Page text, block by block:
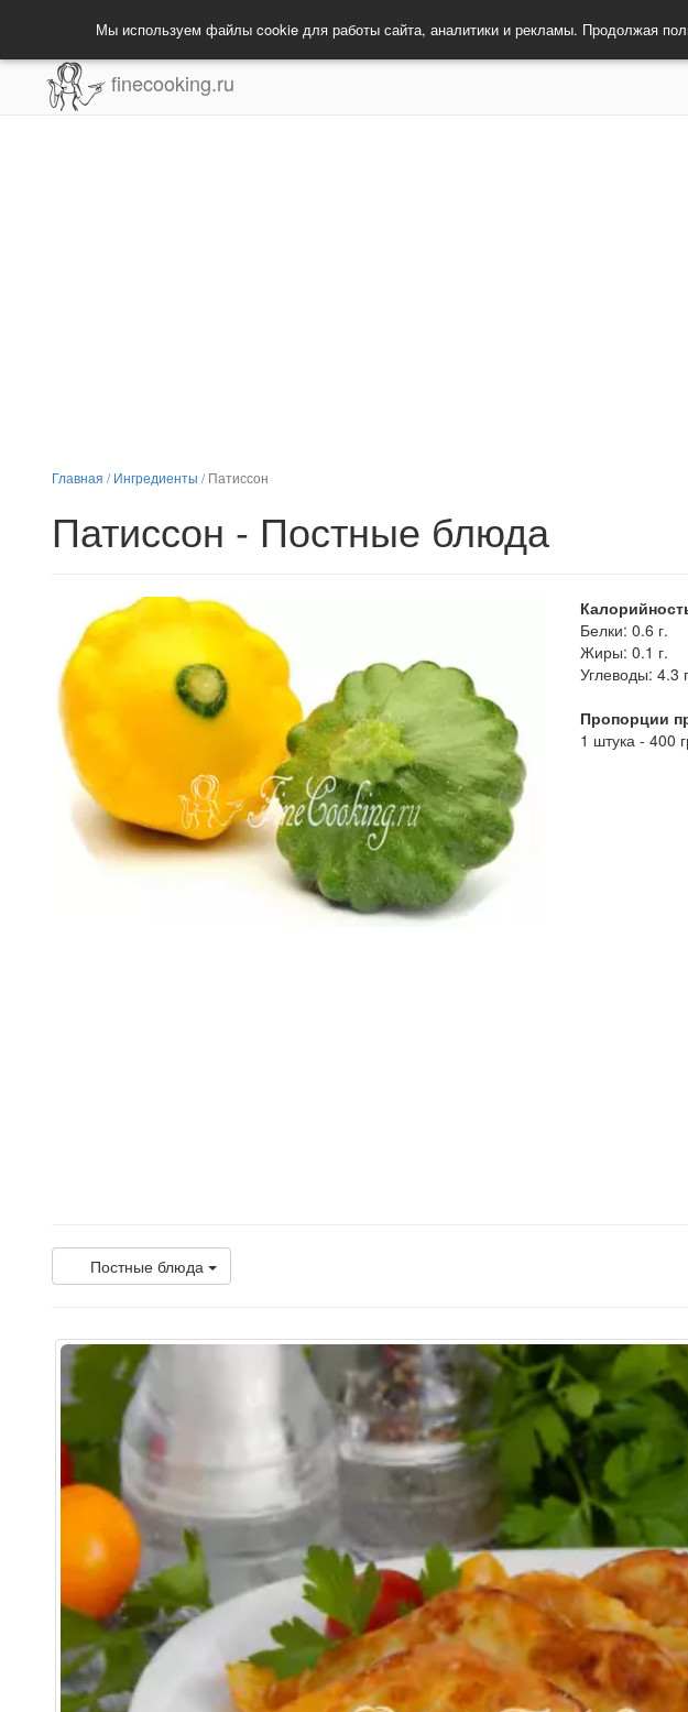
Мы используем файлы cookie для работы сайта, аналитики и рекламы. Продолжая
finecooking.ru
Главная /Ингредиенты /Патиссон
Патиссон - Постные блюда
Белки: 0.6 г.
Жиры: 0.1 г.
Углеводы: 4.3
Пропорции
1 штука - 400
Постные блюда